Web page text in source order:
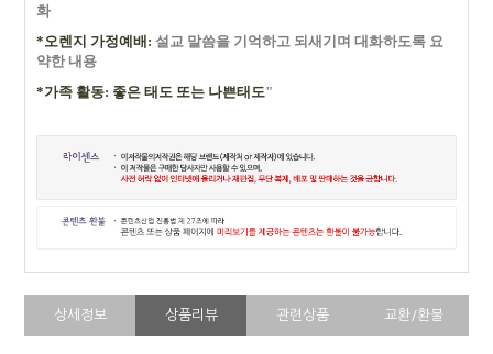
화
* 오렌지 가정예배 : 설교 말씀을 기억하고 되새기며 대화하도록 요
약한 내용
*가족 활동: 좋은 태도 또는 나쁜태도"
상세정보 상품리뷰 관련상품 교환/환불